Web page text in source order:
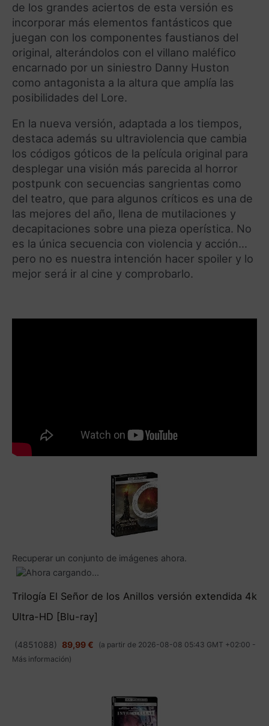
de los grandes aciertos de esta versión es
incorporar más elementos fantásticos que
juegan con los componentes faustianos del
original, alterándolos con el villano maléfico
encarnado por un siniestro Danny Huston
como antagonista a la altura que amplía las
posibilidades del Lore.
En la nueva versión, adaptada a los tiempos,
destaca además su ultraviolencia que cambia
los códigos góticos de la película original para
desplegar una visión más parecida al horror
postpunk con secuencias sangrientas como
del teatro, que para algunos críticos es una de
las mejores del año, llena de mutilaciones y
decapitaciones sobre una pieza operística. No
es la única secuencia con violencia y acción…
pero no es nuestra intención hacer spoiler y lo
mejor será ir al cine y comprobarlo.
Recuperar un conjunto de imágenes ahora.
Trilogía El Señor de los Anillos versión extendida 4k
Ultra-HD [Blu-ray]
(4851088) 89,99 €
(a partir de 2026-08-08 05:43 GMT +02:00 -
Más información)